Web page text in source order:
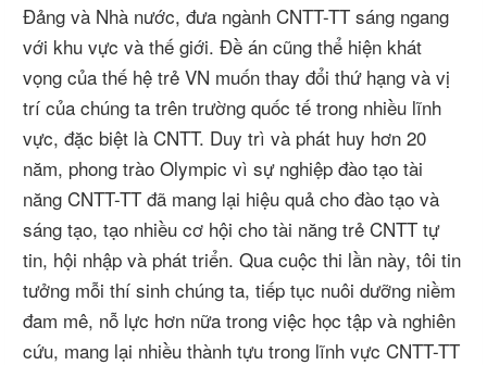
Đảng và Nhà nước, đưa ngành CNTT-TT sáng ngang
với khu vực và thế giới. Đề án cũng thể hiện khát
vọng của thế hệ trẻ VN muốn thay đổi thứ hạng và vị
trí của chúng ta trên trường quốc tế trong nhiều lĩnh
vực, đặc biệt là CNTT. Duy trì và phát huy hơn 20
năm, phong trào Olympic vì sự nghiệp đào tạo tài
năng CNTT-TT đã mang lại hiệu quả cho đào tạo và
sáng tạo, tạo nhiều cơ hội cho tài năng trẻ CNTT tự
tin, hội nhập và phát triển. Qua cuộc thi lần này, tôi tin
tưởng mỗi thí sinh chúng ta, tiếp tục nuôi dưỡng niềm
đam mê, nỗ lực hơn nữa trong việc học tập và nghiên
cứu, mang lại nhiều thành tựu trong lĩnh vực CNTT-TT